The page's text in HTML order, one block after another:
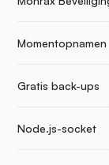
Momentopnamen
Gratis back-ups
Node.js-socket